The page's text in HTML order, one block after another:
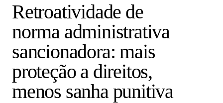
Retroatividade de
norma administrativa
sancionadora: mais
proteção a direitos,
menos sanha punitiva